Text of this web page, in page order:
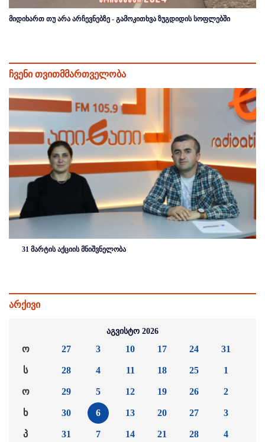
მიდიხართ თუ არა არჩევნებზე - გამოკითხვა ზუგდიდის სოფლებში
ჩვენი თვითმმართველობა
31 მარტის აქციის მნიშვნელობა
არქივი
აგვისტო 2026
ო
ს
ო
ხ
პ
27
28
29
30
31
3
4
5
6
7
10
11
12
13
14
17
18
19
20
21
24
25
26
27
28
31
1
2
3
4